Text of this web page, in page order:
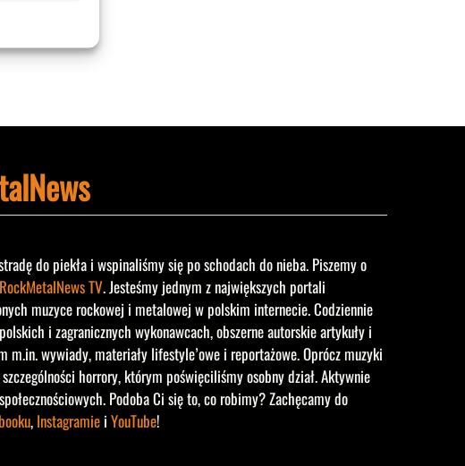
do piekła i wspinaliśmy się po schodach do nieba. Piszemy o
RockMetalNews TV. Jesteśmy jednym z największych portali
muzyce rockowej i metalowej w polskim internecie. Codziennie
i zagranicznych wykonawcach, obszerne autorskie artykuły i
m.in. wywiady, materiały lifestyle’owe i reportażowe. Oprócz muzyki
horrory, którym poświęciliśmy osobny dział. Aktywnie
Podoba Ci się to, co robimy? Zachęcamy do
, Instagramie i YouTube!